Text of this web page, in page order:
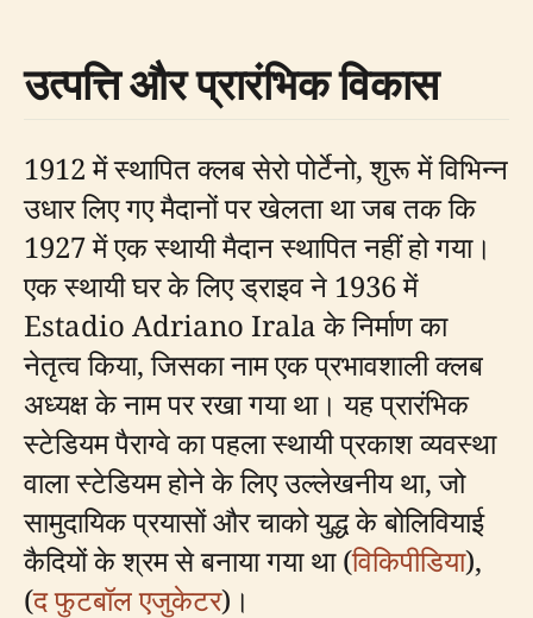
उत्पत्ति और प्रारंभिक विकास
1912 में स्थापित क्लब सेरो पोर्टेनो, शुरू में विभिन्न
उधार लिए गए मैदानों पर खेलता था जब तक कि
1927 में एक स्थायी मैदान स्थापित नहीं हो गया।
एक स्थायी घर के लिए ड्राइव ने 1936 में
Estadio Adriano Irala के निर्माण का
नेतृत्व किया, जिसका नाम एक प्रभावशाली क्लब
अध्यक्ष के नाम पर रखा गया था। यह प्रारंभिक
स्टेडियम पैराग्वे का पहला स्थायी प्रकाश व्यवस्था
वाला स्टेडियम होने के लिए उल्लेखनीय था, जो
सामुदायिक प्रयासों और चाको युद्ध के बोलिवियाई
कैदियों के श्रम से बनाया गया था (विकिपीडिया),
(द फुटबॉल एजुकेटर)।